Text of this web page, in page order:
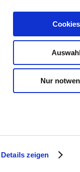
Details zeigen
Nur